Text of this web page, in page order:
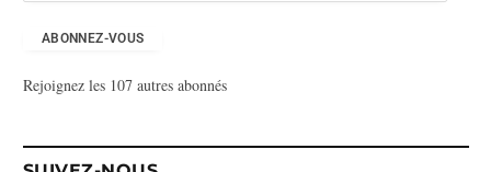
s
-
ABONNEZ-VOUS
Rejoignez les 107 autres abonnés